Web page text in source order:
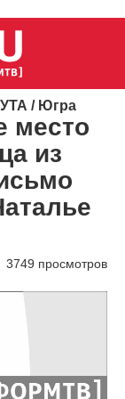
/ Югра
место
из
3749 просмотров